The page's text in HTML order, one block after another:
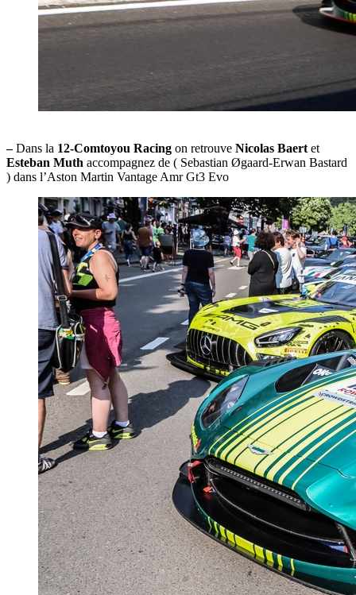
–Dans la 12-Comtoyou Racing on retrouve Nicolas Baertet
Esteban Muth accompagnez de ( Sebastian Øgaard-Erwan Bastard
) dans l’Aston Martin Vantage Amr Gt3 Evo